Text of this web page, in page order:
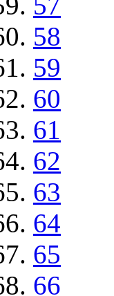
58
59
60
61
62
63
64
65
66